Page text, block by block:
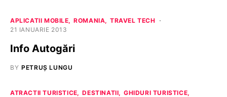
APLICATII MOBILE ROMANIA
TRAVEL TECH
21 IANUARIE 2013
Info Autogări
BY PETRUȘ LUNGU
ATRACTII TURISTICE DESTINATII
GHIDURI TURISTICE